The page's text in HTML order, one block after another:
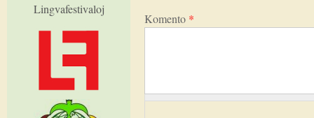
Komento *
Lingvafestivaloj